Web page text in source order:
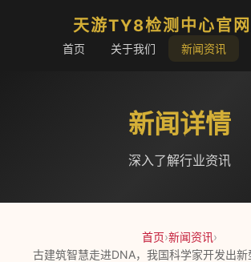
天游TY8检测中心官
首页 关于我们 新闻资讯
新闻详情
深入了解行业资讯
首页›新闻资讯›
古建筑智慧走进DNA，我国科学家开发出